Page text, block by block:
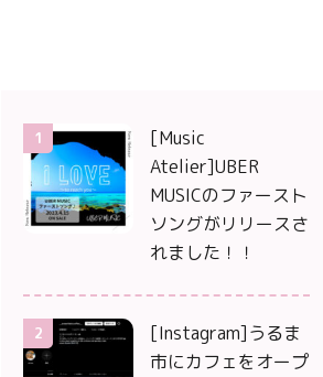
1
[Music
Atelier]UBER
MUSICのファースト
ソングがリリースさ
れました！！
2
[Instagram]うるま
市にカフェをオープ